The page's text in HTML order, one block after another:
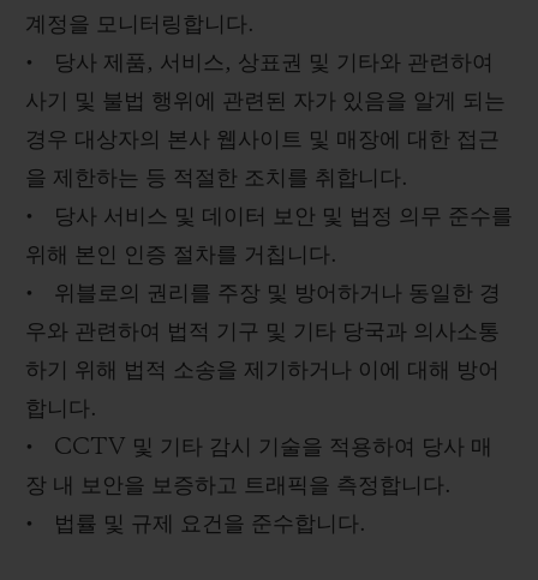
계정을 모니터링합니다.
• 당사 제품, 서비스, 상표권 및 기타와 관련하여
사기 및 불법 행위에 관련된 자가 있음을 알게 되는
경우 대상자의 본사 웹사이트 및 매장에 대한 접근
을 제한하는 등 적절한 조치를 취합니다.
• 당사 서비스 및 데이터 보안 및 법정 의무 준수를
위해 본인 인증 절차를 거칩니다.
• 위블로의 권리를 주장 및 방어하거나 동일한 경
우와 관련하여 법적 기구 및 기타 당국과 의사소통
하기 위해 법적 소송을 제기하거나 이에 대해 방어
합니다.
• CCTV 및 기타 감시 기술을 적용하여 당사 매
장 내 보안을 보증하고 트래픽을 측정합니다.
• 법률 및 규제 요건을 준수합니다.